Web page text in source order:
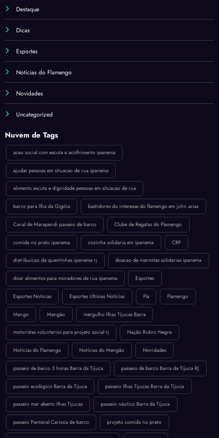
Destaque
Dicas
Esportes
Notícias do Flamengo
Novidades
Uncategorized
Nuvem de Tags
acao social com escuta e acolhimento ipanema
ajudar pessoas em situacao de rua ipanema
alimento escuta e dignidade pessoas em situacao de rua
barco para Ilha da Gigóia bastidores do interesse do flamengo em john arias
Canal de Marapendi passeio de barco Clube de Regatas do Flamengo
comida no prato ipanema cozinha solidaria em ipanema CRF
distribuicao de quentinhas ipanema rj doacao de marmitas solidarias ipanema
doar alimentos para moradores de rua ipanema Esportes
Esportes Notícias Esportes Ultimas Notícias Fla Flamengo
Mengo Mengão mergulho Ilhas Tijucas Barra
motoristas voluntarios para projeto social rj Nação Rubro Negra
Notícias do Flamengo Notícias do Mengão Novidades
passeio de barco 3 horas Barra da Tijuca passeio de barco Barra da Tijuca RJ
passeio ecológico Barra da Tijuca passeio Ilhas Tijucas Barra da Tijuca
passeio mar aberto Ilhas Tijucas passeio náutico Barra da Tijuca
passeio Pantanal Carioca de barco projeto comida no prato